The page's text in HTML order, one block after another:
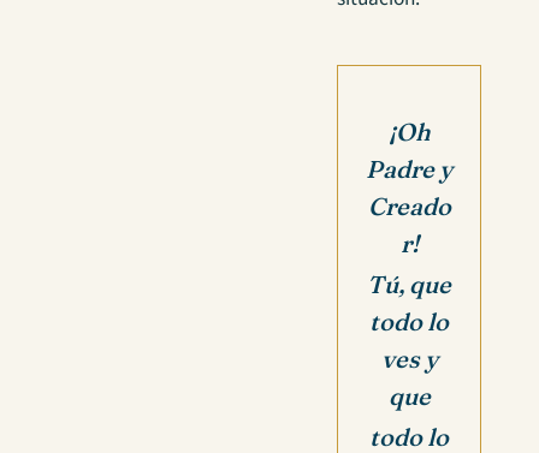
¡Oh
Padre y
Creado
r!
Tú, que
todo lo
ves y
que
todo lo